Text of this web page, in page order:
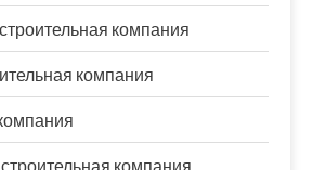
компания
компания